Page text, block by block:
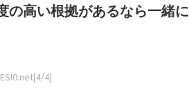
の高い根拠があるなら一緒に
4]